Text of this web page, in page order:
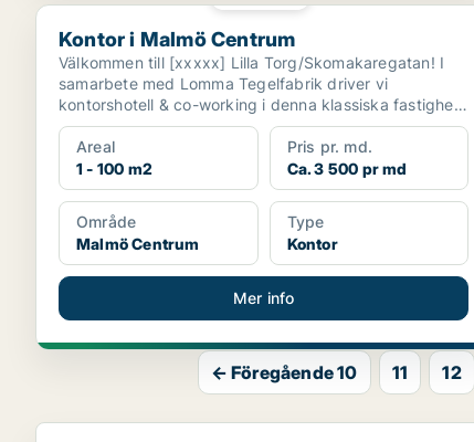
Kontor i Malmö Centrum
Kontor i Malmö Centrum
Välkommen till [xxxxx] Lilla Torg/Skomakaregatan! I
samarbete med Lomma Tegelfabrik driver vi
kontorshotell & co-working i denna klassiska fastighet.
...
Areal
1 - 100 m2
Pris pr. md.
Ca. 3 500 pr md
Område
Malmö Centrum
Type
Kontor
Mer info
← Föregående 10 11 12